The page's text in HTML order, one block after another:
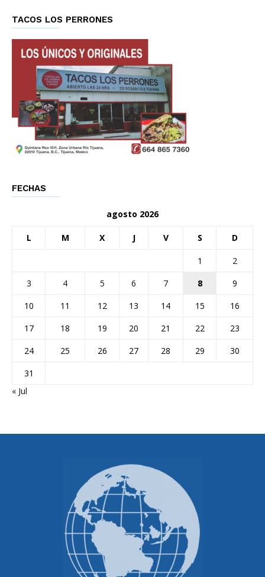
TACOS LOS PERRONES
FECHAS
agosto 2026
L M X J V S D
1
2
3
4 5 6 7 8
9
10
11 12 13 14 15
16
17
18 19 20 21 22
23
24
25 26 27 28 29
30
31
« Jul